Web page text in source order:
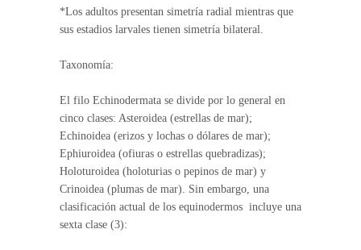
*Los adultos presentan simetría radial mientras que
sus estadios larvales tienen simetría bilateral.
Taxonomía:
El filo Echinodermata se divide por lo general en
cinco clases: Asteroidea (estrellas de mar);
Echinoidea (erizos y lochas o dólares de mar);
Ephiuroidea (ofiuras o estrellas quebradizas);
Holoturoidea (holoturias o pepinos de mar) y
Crinoidea (plumas de mar). Sin embargo, una
clasificación actual de los equinodermos incluye una
sexta clase (3):